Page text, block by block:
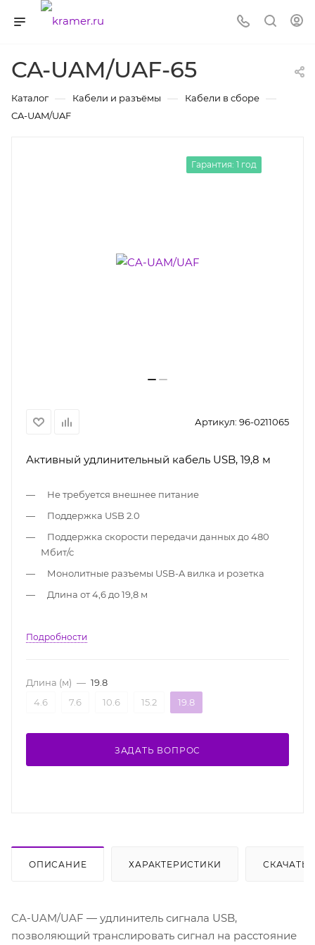
CA-UAM/UAF-65
Каталог — Кабели и разъёмы — Кабели в сборе —
CA-UAM/UAF
Гарантия: 1 год
Артикул: 96-0211065
Активный удлинительный кабель USB, 19,8 м
Не требуется внешнее питание
Поддержка USB 2.0
Поддержка скорости передачи данных до 480
Мбит/с
Монолитные разъемы USB-A вилка и розетка
Длина от 4,6 до 19,8 м
Подробности
Длина (м) — 19.8
4.6
7.6 10.6 15.2 19.8
ЗАДАТЬ ВОПРОС
ОПИСАНИЕ ХАРАКТЕРИСТИКИ СКАЧАТЬ
CA-UAM/UAF — удлинитель сигнала USB,
позволяющий транслировать сигнал на расстояние